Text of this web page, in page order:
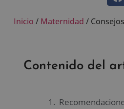
Inicio / Maternidad /
Contenido del